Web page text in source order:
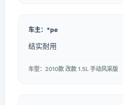
车主：*pe
结实耐用
车型：2010款 改款 1.5L 手动风采版